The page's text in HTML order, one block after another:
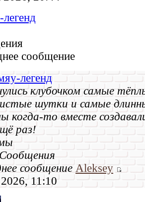
сообщение
легенд
клубочком самые
шутки и самые
когда‑то вместе
раз!
Сообщения
сообщение Aleksey
11:10